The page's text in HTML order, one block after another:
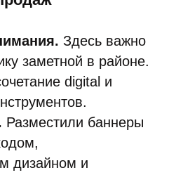
Здесь важно
заметной в районе.
digital и
Разместили баннеры
дизайном и